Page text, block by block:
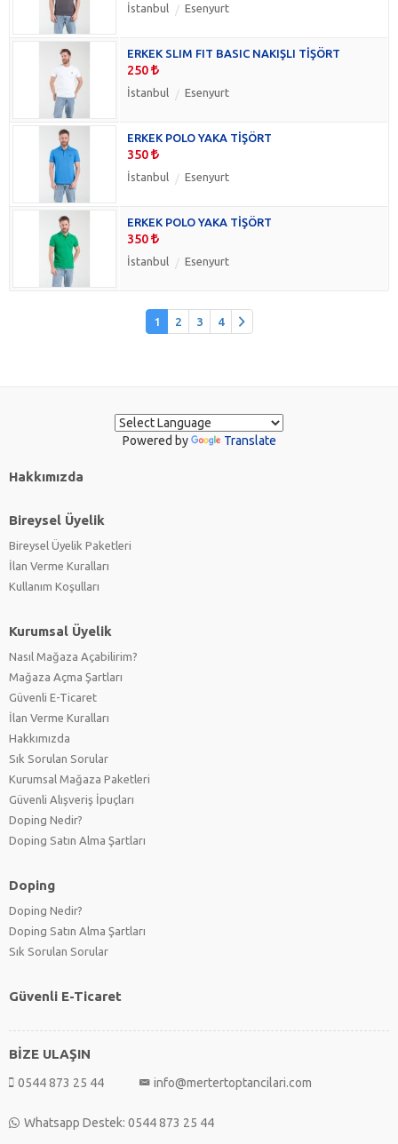
İstanbul Esenyurt
ERKEK SLIM FIT BASIC NAKIŞLI TİŞÖRT
250
İstanbul Esenyurt
ERKEK POLO YAKA TİŞÖRT
350
İstanbul Esenyurt
ERKEK POLO YAKA TİŞÖRT
350
İstanbul Esenyurt
1 2 3 4
Powered by Translate
Hakkımızda
Bireysel Üyelik
Bireysel Üyelik Paketleri
İlan Verme Kuralları
Kullanım Koşulları
Kurumsal Üyelik
Nasıl Mağaza Açabilirim?
Mağaza Açma Şartları
Güvenli E-Ticaret
İlan Verme Kuralları
Hakkımızda
Sık Sorulan Sorular
Kurumsal Mağaza Paketleri
Güvenli Alışveriş İpuçları
Doping Nedir?
Doping Satın Alma Şartları
Doping
Doping Nedir?
Doping Satın Alma Şartları
Sık Sorulan Sorular
Güvenli E-Ticaret
BİZE ULAŞIN
0544 873 25 44 info@mertertoptancilari.com
Whatsapp Destek: 0544 873 25 44